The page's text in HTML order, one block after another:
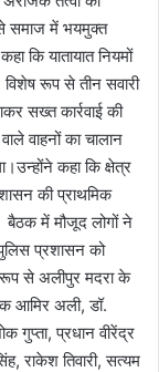
समाज में भयमुक्त
कि यातायात नियमों
विशेष रूप से तीन सवारी
सख्त कार्रवाई की
वाहनों का चालान
कहा कि क्षेत्र
की प्राथमिक
बैठक में मौजूद लोगों ने
प्रशासन को
से अलीपुर मदरा के
आमिर अली, डॉ.
गुप्ता, प्रधान वीरेंद्र
राकेश तिवारी, सत्यम